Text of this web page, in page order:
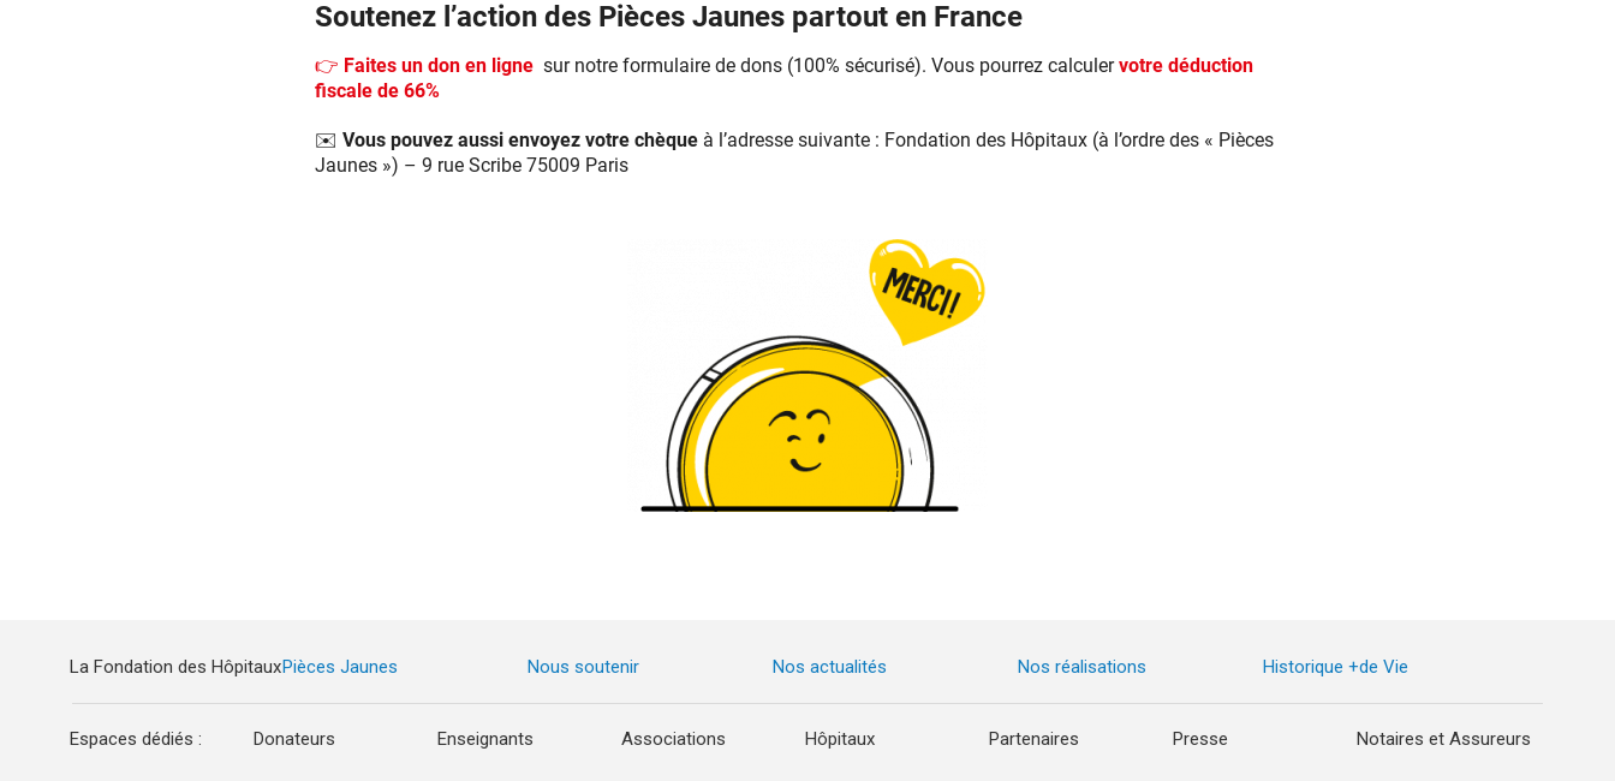
Soutenez l’action des Pièces Jaunes partout en France
👉 Faites un don en ligne sur notre formulaire de dons (100% sécurisé). Vous pourrez calculervotre déduction
fiscale de 66%
✉️ Vous pouvez aussi envoyez votre chèque à l’adresse suivante : Fondation des Hôpitaux (à l’ordre des « Pièces
Jaunes ») – 9 rue Scribe 75009 Paris
La Fondation des HôpitauxPièces Jaunes Nous soutenir Nos actualités Nos réalisations Historique +de Vie
Espaces dédiés : Donateurs Enseignants Associations Hôpitaux Partenaires Presse Notaires et Assureurs